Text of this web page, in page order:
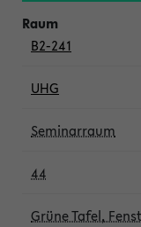
B2-241
UHG
Seminarraum
44
Grüne Tafel,